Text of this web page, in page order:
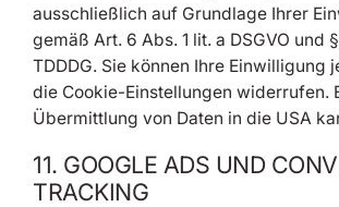
ausschließlich auf Grundlage Ihrer
gemäß Art. 6 Abs. 1 lit. a DSGVO und
TDDDG. Sie können Ihre Einwilligung
die Cookie-Einstellungen widerrufen.
Übermittlung von Daten in die USA
11. GOOGLE ADS UND
TRACKING